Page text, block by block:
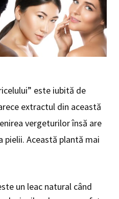
este iubită de
extractul din această
vergeturilor însă are
pielii. Această plantă mai
un leac natural când